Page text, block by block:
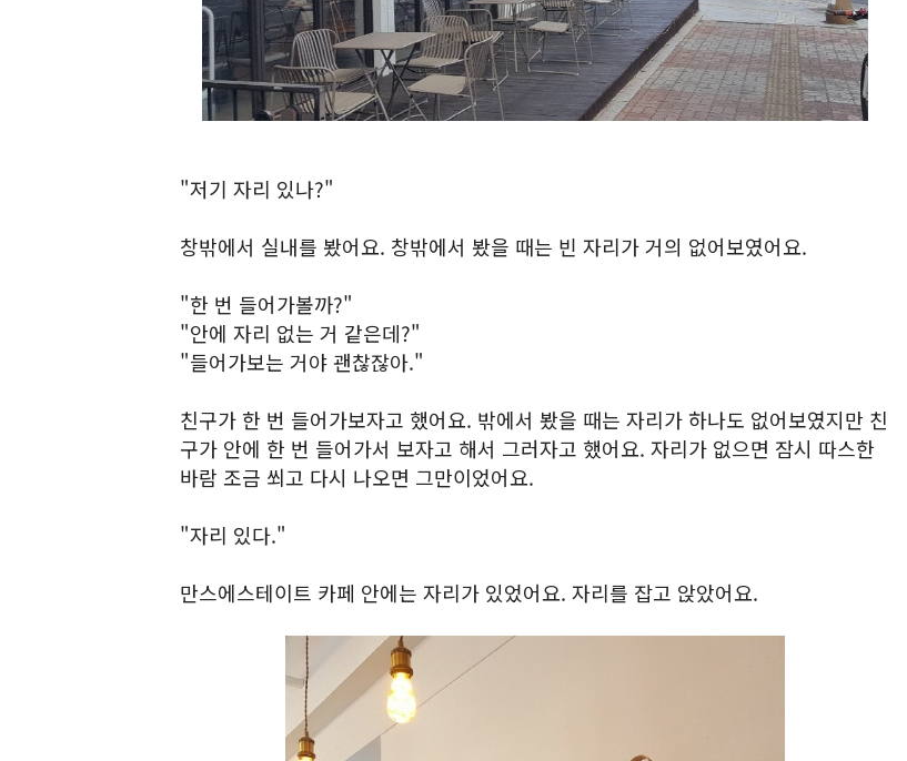
"저기 자리 있나?"
창밖에서 실내를 봤어요. 창밖에서 봤을 때는 빈 자리가 거의 없어보였어요.
"한 번 들어가볼까?"
"안에 자리 없는 거 같은데?"
"들어가보는 거야 괜찮잖아."
친구가 한 번 들어가보자고 했어요. 밖에서 봤을 때는 자리가 하나도 없어보였지만 친
구가 안에 한 번 들어가서 보자고 해서 그러자고 했어요. 자리가 없으면 잠시 따스한
바람 조금 쐬고 다시 나오면 그만이었어요.
"자리 있다."
만스에스테이트 카페 안에는 자리가 있었어요. 자리를 잡고 앉았어요.